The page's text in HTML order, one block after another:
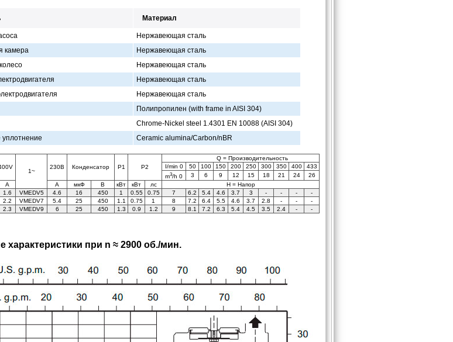
Материал
Нержавеющая сталь
камера
Нержавеющая сталь
Нержавеющая сталь
Нержавеющая сталь
Нержавеющая сталь
Полипропилен (with frame in AISI 304)
Chrome-Nickel steel 1.4301 EN 10088 (AISI 304)
уплотнение
Ceramic alumina/Carbon/nBR
1~
230В Конденсатор P1 P2
Q = Производительность
I/min 0
50 100 150 200 250 300 350 400
433
m3/h 0 3 6 9 12 15 18 21 24
26
A A мкФ В кВт кВт лс
Н = Напор
1.6 VMEDV5 4.6 16 450 1 0.55 0.75 7 6.2 5.4 4.6 3.7 3 - - -
-
2.2 VMEDV7 5.4 25 450 1.1 0.75 1 8 7.2 6.4 5.5 4.6 3.7 2.8 - -
-
2.3 VMEDV9 6 25 450 1.3 0.9 1.2 9 8.1 7.2 6.3 5.4 4.5 3.5 2.4 - -
характеристики при n ≈ 2900 об./мин.